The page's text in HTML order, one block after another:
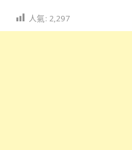
人氣: 2,297